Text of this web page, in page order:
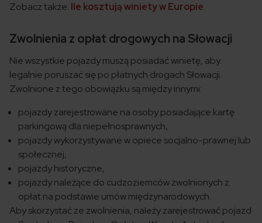
Zobacz także: Ile kosztują winiety w Europie.
Zwolnienia z opłat drogowych na Słowacji
Nie wszystkie pojazdy muszą posiadać winietę, aby
legalnie poruszać się po płatnych drogach Słowacji.
Zwolnione z tego obowiązku są między innymi:
pojazdy zarejestrowane na osoby posiadające kartę
parkingową dla niepełnosprawnych,
pojazdy wykorzystywane w opiece socjalno-prawnej lub
społecznej,
pojazdy historyczne,
pojazdy należące do cudzoziemców zwolnionych z
opłat na podstawie umów międzynarodowych.
Aby skorzystać ze zwolnienia, należy zarejestrować pojazd